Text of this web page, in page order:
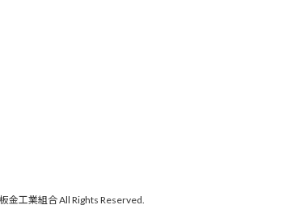
金工業組合 All Rights Reserved.